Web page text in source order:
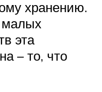
хранению.
малых
эта
– то, что